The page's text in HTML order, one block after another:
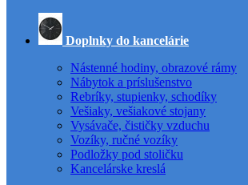
Doplnky do kancelárie
Nástenné hodiny, obrazové rámy
Nábytok a príslušenstvo
Rebríky, stupienky, schodíky
Vešiaky, vešiakové stojany
Vysávače, čističky vzduchu
Vozíky, ručné vozíky
Podložky pod stoličku
Kancelárske kreslá